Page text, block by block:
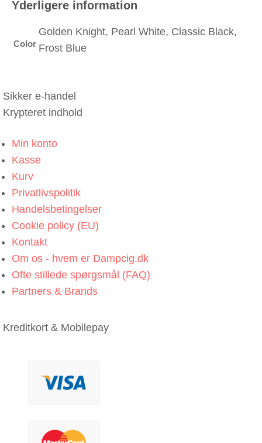
Yderligere information
Color
Golden Knight, Pearl White, Classic Black,
Frost Blue
Sikker e-handel
Krypteret indhold
Min konto
Kasse
Kurv
Privatlivspolitik
Handelsbetingelser
Cookie policy (EU)
Kontakt
Om os - hvem er Dampcig.dk
Ofte stillede spørgsmål (FAQ)
Partners & Brands
Kreditkort & Mobilepay